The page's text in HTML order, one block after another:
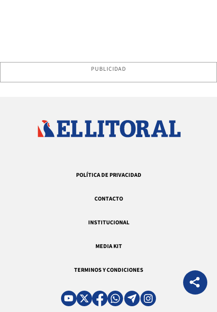
PUBLICIDAD
POLÍTICA DE PRIVACIDAD
CONTACTO
INSTITUCIONAL
MEDIA KIT
TERMINOS Y CONDICIONES